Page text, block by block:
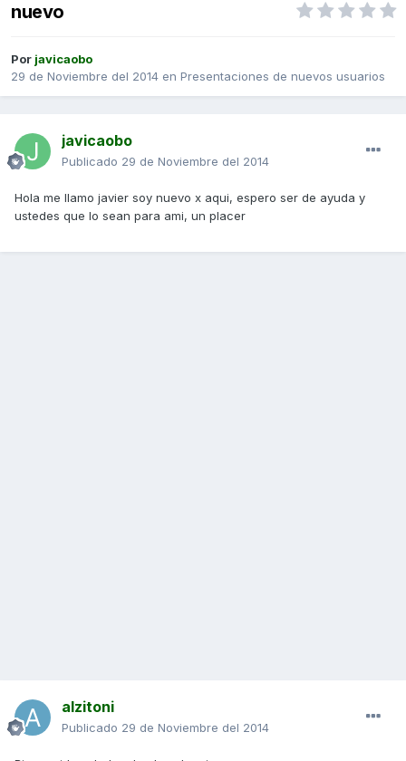
nuevo
Por javicaobo
29 de Noviembre del 2014 en Presentaciones de nuevos usuarios
javicaobo
Publicado 29 de Noviembre del 2014
Hola me llamo javier soy nuevo x aqui, espero ser de ayuda y
ustedes que lo sean para ami, un placer
alzitoni
Publicado 29 de Noviembre del 2014